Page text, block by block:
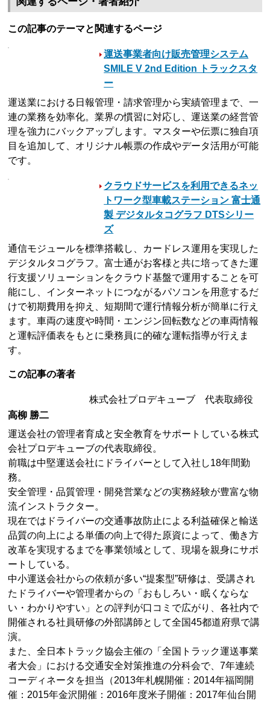
この記事のテーマと関連するページ
運送事業者向け販売管理システム
SMILE V 2nd Edition トラックスタ
ー
運送業における日報管理・請求管理から実績管理まで、一
連の業務を効率化。業界の慣習に対応し、運送業の経営管
理を強力にバックアップします。マスターや伝票に独自項
目を追加して、オリジナル帳票の作成やデータ活用が可能
です。
クラウドサービスを利用できるネッ
トワーク型車載ステーション 富士通
製 デジタルタコグラフ DTSシリー
ズ
通信モジュールを標準搭載し、カードレス運用を実現した
デジタルタコグラフ。富士通がお客様と共に培ってきた運
行支援ソリューションをクラウド基盤で運用することを可
能にし、インターネットにつながるパソコンを用意するだ
けで初期費用を抑え、短期間で運行情報分析が簡単に行え
ます。車両の速度や時間・エンジン回転数などの車両情報
と運転評価表をもとに乗務員に的確な運転指導が行えま
す。
この記事の著者
株式会社プロデキューブ 代表取締役
高柳 勝二
運送会社の管理者育成と安全教育をサポートしている株式
会社プロデキューブの代表取締役。
前職は中堅運送会社にドライバーとして入社し18年間勤
務。
安全管理・品質管理・開発営業などの実務経験が豊富な物
流インストラクター。
現在ではドライバーの交通事故防止による利益確保と輸送
品質の向上による単価の向上で得た原資によって、働き方
改革を実現するまでを事業領域として、現場を親身にサポ
ートしている。
中小運送会社からの依頼が多い“提案型”研修は、受講され
たドライバーや管理者からの「おもしろい・眠くならな
い・わかりやすい」との評判が口コミで広がり、各社内で
開催される社員研修の外部講師として全国45都道府県で講
演。
また、全日本トラック協会主催の「全国トラック運送事業
者大会」における交通安全対策推進の分科会で、7年連続
コーディネータを担当（2013年札幌開催：2014年福岡開
催：2015年金沢開催：2016年度米子開催：2017年仙台開